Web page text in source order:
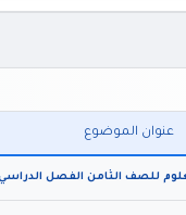
عنوان الموضوع